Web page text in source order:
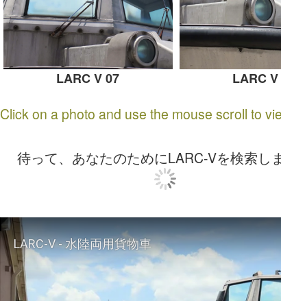
LARC V 07 LARC
Click on a photo and use the mouse scroll to
待って、あなたのためにLARC-Vを検索し